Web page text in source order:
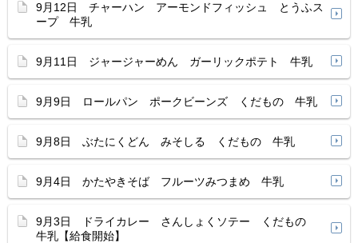
9月12日 チャーハン アーモンドフィッシュ とうふス
ープ 牛乳
9月11日 ジャージャーめん ガーリックポテト 牛乳
9月9日 ロールパン ポークビーンズ くだもの 牛乳
9月8日 ぶたにくどん みそしる くだもの 牛乳
9月4日 かたやきそば フルーツみつまめ 牛乳
9月3日 ドライカレー さんしょくソテー くだもの
牛乳【給食開始】